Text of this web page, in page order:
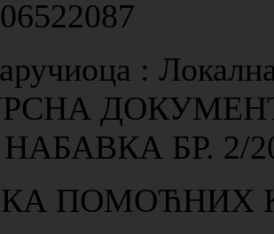
:
БР. 2/
ПОМОЋНИХ